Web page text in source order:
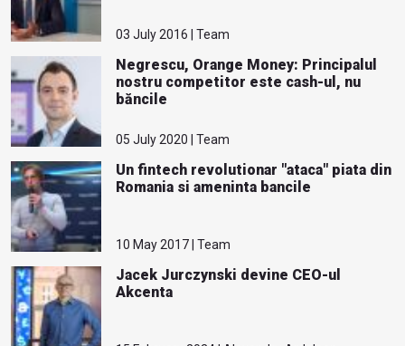
03 July 2016 | Team
Negrescu, Orange Money: Principalul
nostru competitor este cash-ul, nu
băncile
05 July 2020 | Team
Un fintech revolutionar "ataca" piata din
Romania si ameninta bancile
10 May 2017 | Team
Jacek Jurczynski devine CEO-ul
Akcenta